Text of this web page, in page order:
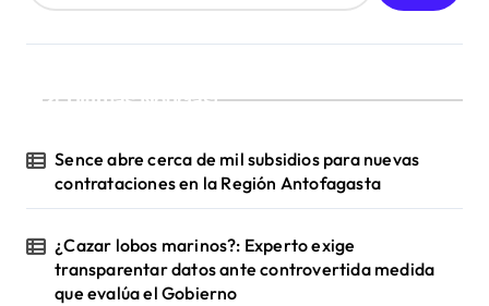
s
¡Ultimas Noticias!
Sence abre cerca de mil subsidios para nuevas
contrataciones en la Región Antofagasta
¿Cazar lobos marinos?: Experto exige
transparentar datos ante controvertida medida
que evalúa el Gobierno